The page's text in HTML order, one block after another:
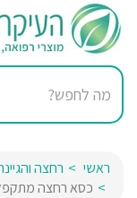
ראשי רחצה
כסא רחצה